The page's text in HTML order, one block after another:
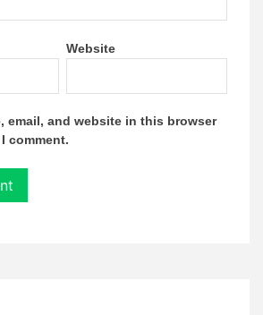
Website
email, and website in this browser
comment.